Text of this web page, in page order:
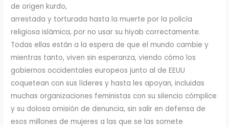
de origen kurdo,
arrestada y torturada hasta la muerte por la policía
religiosa islámica, por no usar su hiyab correctamente.
Todas ellas están a la espera de que el mundo cambie y
mientras tanto, viven sin esperanza, viendo cómo los
gobiernos occidentales europeos junto al de EEUU
coquetean con sus líderes y hasta les apoyan, incluidas
muchas organizaciones feministas con su silencio cómplice
y su dolosa omisión de denuncia, sin salir en defensa de
esos millones de mujeres a las que se las somete